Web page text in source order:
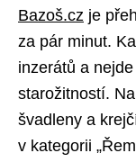
Bazoš.cz je
za pár minut.
inzerátů a
starožitností.
švadleny a
v kategorii